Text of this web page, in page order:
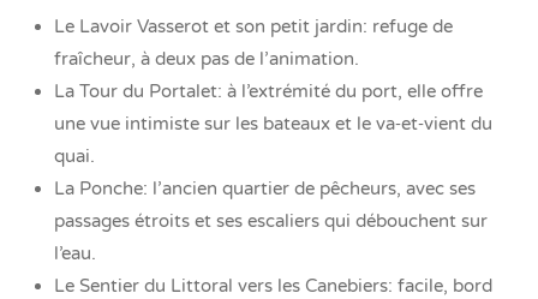
Le Lavoir Vasserot et son petit jardin: refuge de
fraîcheur, à deux pas de l’animation.
La Tour du Portalet: à l’extrémité du port, elle offre
une vue intimiste sur les bateaux et le va‑et‑vient du
quai.
La Ponche: l’ancien quartier de pêcheurs, avec ses
passages étroits et ses escaliers qui débouchent sur
l’eau.
Le Sentier du Littoral vers les Canebiers: facile, bord